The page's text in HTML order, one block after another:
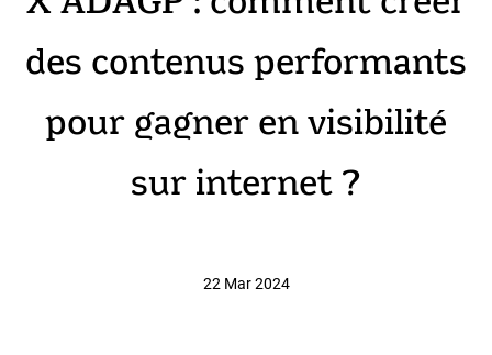
des contenus performants
pour gagner en visibilité
sur internet ?
22 Mar 2024